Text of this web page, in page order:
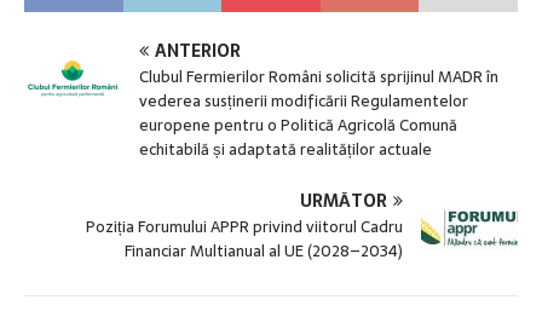
ANTERIOR
Clubul Fermierilor Români solicită sprijinul MADR în
vederea susținerii modificării Regulamentelor
europene pentru o Politică Agricolă Comună
echitabilă și adaptată realităților actuale
URMĂTOR
Poziția Forumului APPR privind viitorul Cadru
Financiar Multianual al UE (2028–2034)